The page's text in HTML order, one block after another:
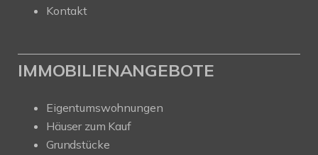
Kontakt
IMMOBILIENANGEBOTE
Eigentumswohnungen
Häuser zum Kauf
Grundstücke